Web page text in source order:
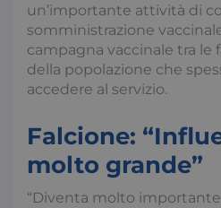
un’importante attività di
somministrazione
campagna vaccinale tra le
della popolazione che
accedere al servizio.
Falcione:
molto grande”
“Diventa molto